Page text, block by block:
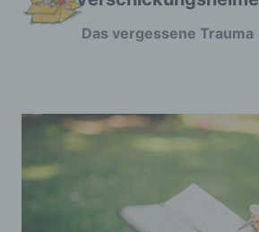
Zum
Das vergessene Trauma